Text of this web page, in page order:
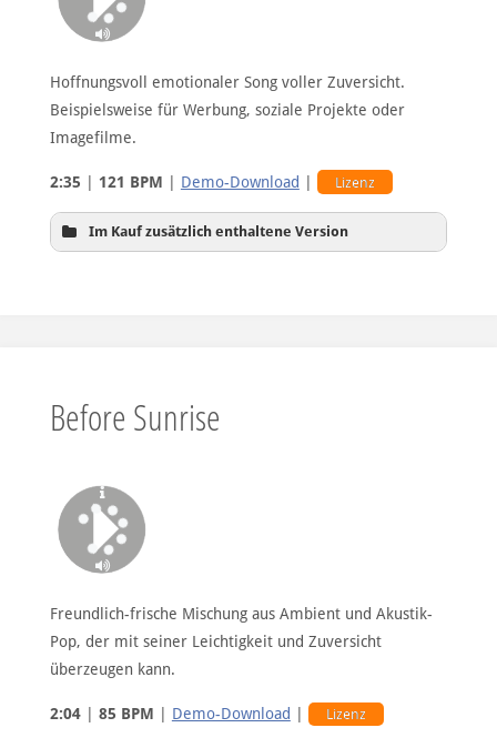
Hoffnungsvoll emotionaler Song voller Zuversicht.
Beispielsweise für Werbung, soziale Projekte oder
Imagefilme.
2:35 | 121 BPM | Demo-Download | Lizenz
Im Kauf zusätzlich enthaltene Version
Before Sunrise
Freundlich-frische Mischung aus Ambient und Akustik-
Pop, der mit seiner Leichtigkeit und Zuversicht
überzeugen kann.
2:04| 85 BPM Demo-Download Lizenz